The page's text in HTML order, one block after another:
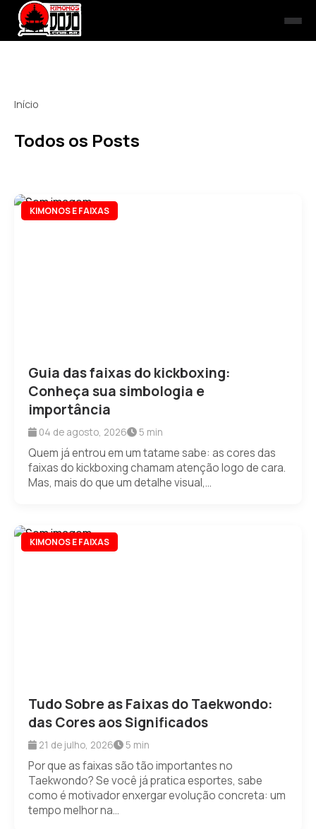
Início
Todos os Posts
KIMONOS E FAIXAS
Guia das faixas do kickboxing:
Conheça sua simbologia e
importância
04 de agosto, 2026 5 min
Quem já entrou em um tatame sabe: as cores das
faixas do kickboxing chamam atenção logo de cara.
Mas, mais do que um detalhe visual,...
KIMONOS E FAIXAS
Tudo Sobre as Faixas do Taekwondo:
das Cores aos Significados
21 de julho, 2026 5 min
Por que as faixas são tão importantes no
Taekwondo? Se você já pratica esportes, sabe
como é motivador enxergar evolução concreta: um
tempo melhor na...